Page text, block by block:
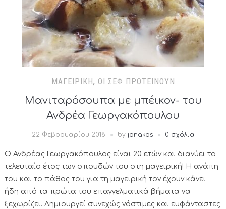
ΜΑΓΕΙΡΙΚΉ, ΟΙ ΣΕΦ ΠΡΟΤΕΊΝΟΥΝ
Μανιταρόσουπα με μπέικον- του
Ανδρέα Γεωργακόπουλου
22 Φεβρουαρίου 2018 by jonakos 0 σχόλια
Ο Ανδρέας Γεωργακόπουλος είναι 20 ετών και διανύει το
τελευταίο έτος των σπουδών του στη μαγειρική! Η αγάπη
του και το πάθος του για τη μαγειρική τον έχουν κάνει
ήδη από τα πρώτα του επαγγελματικά βήματα να
ξεχωρίζει. Δημιουργεί συνεχώς νόστιμες και ευφάνταστες